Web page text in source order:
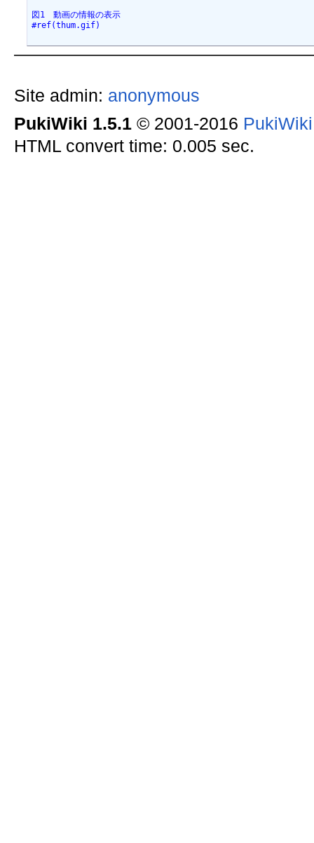
図1　動画の情報の表示
#ref(thum.gif)
Site admin: anonymous
PukiWiki 1.5.1© 2001-2016
HTML convert time: 0.005 sec.